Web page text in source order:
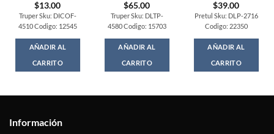
$13.00
Truper Sku: DICOF-
4510 Codigo: 12545
AÑADIR AL
CARRITO
$65.00
Truper Sku: DLTP-
4580 Codigo: 15703
AÑADIR AL
CARRITO
$39.00
Pretul Sku: DLP-2716
Codigo: 22350
AÑADIR AL
CARRITO
Información